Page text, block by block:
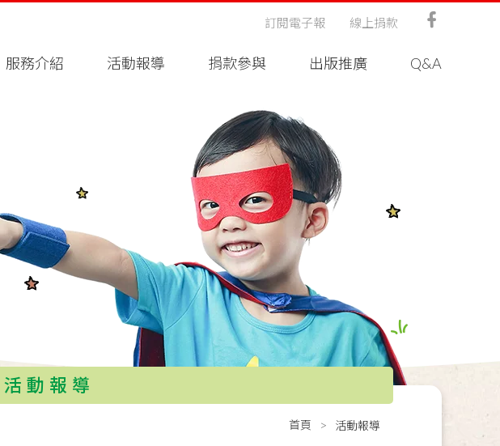
服務介紹 活動報導 捐款參與 出版推廣 Q&A
訂閱電子報 線上捐款
活動報導
首頁 活動報導